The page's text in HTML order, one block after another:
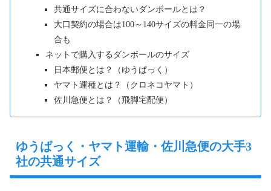
共通サイズに合わないダンボールとは？
大口契約の場合は100～140サイズの料金同一の場
合も
ネットで購入するダンボールのサイズ
日本郵便とは？（ゆうぱっく）
ヤマト運種とは？（クロネコヤマト）
佐川急便とは？（飛脚宅配便）
ゆうぱっく・ヤマト運輸・佐川急便の大手3
社の共通サイズ